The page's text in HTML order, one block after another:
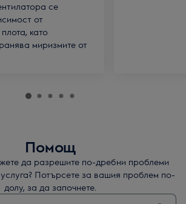
се
от
като
миризмите от
Помощ
да разрешите по-дребни проблеми
Потърсете за вашия проблем по-
долу, за да започнете.
потърсите статии за поддръжка